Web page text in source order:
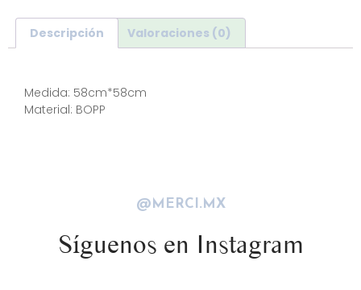
Descripción Valoraciones (0)
Medida: 58cm*58cm
Material: BOPP
@MERCI.MX
Síguenos en Instagram